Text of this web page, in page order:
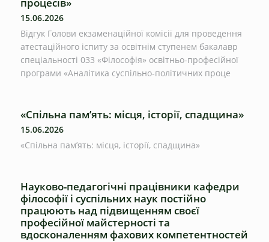
15.06.2026
Відгук Голови екзаменаційної комісії для проведення
атестаційного іспиту за освітнім ступенем бакалавр
спеціальності 033 «Філософія» освітньо-професійної
програми «Аналітика суспільно-політичних проце
«Спільна пам’ять: місця, історії, спадщина»
15.06.2026
«Спільна пам’ять: місця, історії, спадщина»
Науково-педагогічні працівники кафедри
філософії і суспільних наук постійно
працюють над підвищенням своєї
професійної майстерності та
вдосконаленням фахових компетентностей